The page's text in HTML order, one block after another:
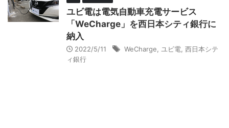
ユビ電は電気自動車充電サービス
「WeCharge」を西日本シティ銀行に
納入
2022/5/11 WeCharge ユビ電 西日本シテ
ィ銀行